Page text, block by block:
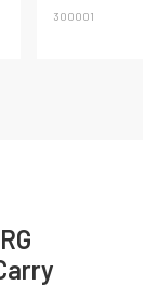
300001